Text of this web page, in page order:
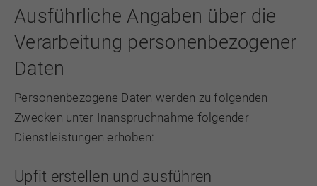
Ausführliche Angaben über die
Verarbeitung personenbezogener
Daten
Personenbezogene Daten werden zu folgenden
Zwecken unter Inanspruchnahme folgender
Dienstleistungen erhoben:
Upfit erstellen und ausführen